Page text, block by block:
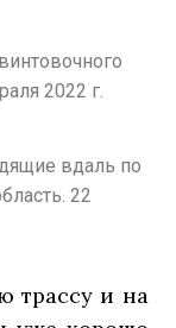
2022 г.
вдаль по
22
трассу и на